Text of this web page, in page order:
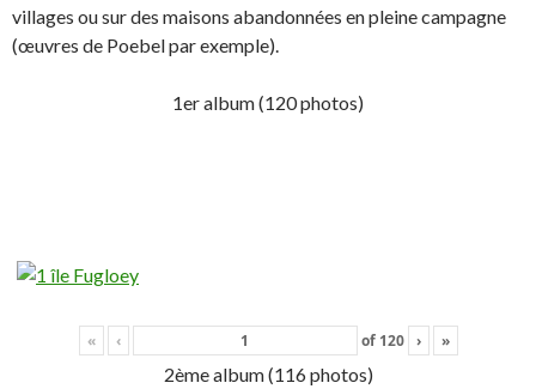
villages ou sur des maisons abandonnées en pleine campagne
(œuvres de Poebel par exemple).
1er album (120 photos)
« ‹ of 120 › »
2ème album (116 photos)